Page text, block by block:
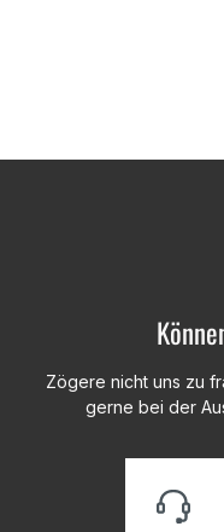
Zögere nicht uns zu
gerne bei der